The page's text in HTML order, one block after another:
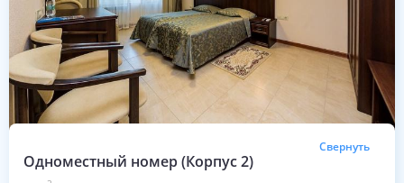
Одноместный номер (Корпус 2)
Свернуть